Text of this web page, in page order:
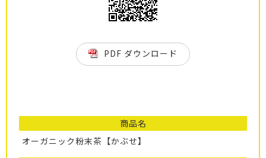
PDF ダウンロード
商品名
オーガニック粉末茶【かぶせ】